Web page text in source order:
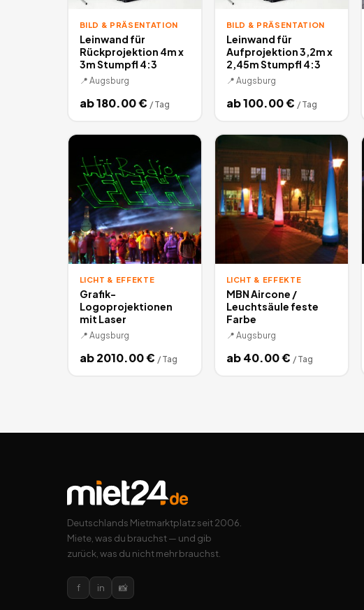
BILD & PRÄSENTATION
Leinwand für
Rückprojektion 4m x
3m Stumpfl 4:3
📍 Augsburg
ab180.00€ / Tag
BILD & PRÄSENTATION
Leinwand für
Aufprojektion 3,2m x
2,45m Stumpfl 4:3
📍 Augsburg
ab100.00€ / Tag
LICHT & EFFEKTE
Grafik-
Logoprojektionen
mit Laser
📍 Augsburg
ab2010.00€ / Tag
LICHT & EFFEKTE
MBN Aircone /
Leuchtsäule feste
Farbe
📍 Augsburg
ab40.00€ / Tag
Deutschlands Mietmarktplatz seit 2006.
Miete, was du brauchst — und gib
zurück, was du nicht mehr brauchst.
f in 📸